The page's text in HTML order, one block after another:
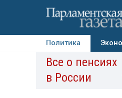
Политика
Авторы Персоны
Все о пенсиях
в России